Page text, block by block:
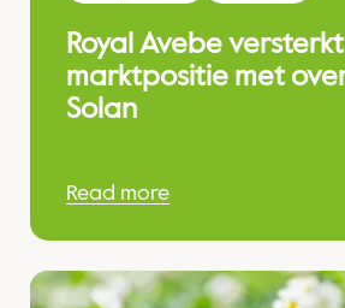
Royal Avebe versterkt
marktpositie met
Solan
Read more